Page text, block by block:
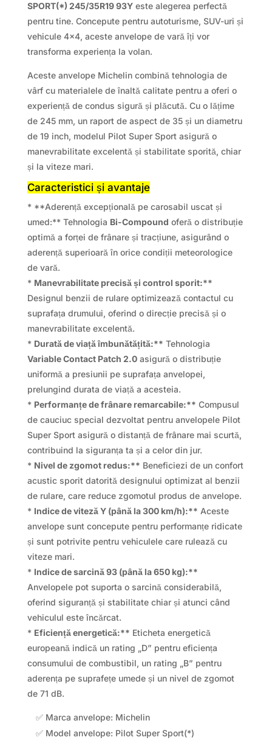
SPORT(*) 245/35R19 93Yeste alegerea perfectă
pentru tine. Concepute pentru autoturisme, SUV-uri și
vehicule 4×4, aceste anvelope de vară îți vor
transforma experiența la volan.
Aceste anvelope Michelin combină tehnologia de
vârf cu materialele de înaltă calitate pentru a oferi o
experiență de condus sigură și plăcută. Cu o lățime
de 245 mm, un raport de aspect de 35 și un diametru
de 19 inch, modelul Pilot Super Sport asigură o
manevrabilitate excelentă și stabilitate sporită, chiar
și la viteze mari.
Caracteristici și avantaje
* **Aderență excepțională pe carosabil uscat și
umed:** Tehnologia Bi-Compound oferă o distribuție
optimă a forței de frânare și tracțiune, asigurând o
aderență superioară în orice condiții meteorologice
de vară.
* Manevrabilitate precisă și control sporit:**
Designul benzii de rulare optimizează contactul cu
suprafața drumului, oferind o direcție precisă și o
manevrabilitate excelentă.
* Durată de viață îmbunătățită:** Tehnologia
Variable Contact Patch 2.0asigură o distribuție
uniformă a presiunii pe suprafața anvelopei,
prelungind durata de viață a acesteia.
* Performanțe de frânare remarcabile:** Compusul
de cauciuc special dezvoltat pentru anvelopele Pilot
Super Sport asigură o distanță de frânare mai scurtă,
contribuind la siguranța ta și a celor din jur.
* Nivel de zgomot redus:** Beneficiezi de un confort
acustic sporit datorită designului optimizat al benzii
de rulare, care reduce zgomotul produs de anvelope.
* Indice de viteză Y (până la 300 km/h):** Aceste
anvelope sunt concepute pentru performanțe ridicate
și sunt potrivite pentru vehiculele care rulează cu
viteze mari.
* Indice de sarcină 93 (până la 650 kg):**
Anvelopele pot suporta o sarcină considerabilă,
oferind siguranță și stabilitate chiar și atunci când
vehiculul este încărcat.
* Eficiență energetică:** Eticheta energetică
europeană indică un rating „D” pentru eficiența
consumului de combustibil, un rating „B” pentru
aderența pe suprafețe umede și un nivel de zgomot
de 71 dB.
✅ Marca anvelope: Michelin
✅ Model anvelope: Pilot Super Sport(*)